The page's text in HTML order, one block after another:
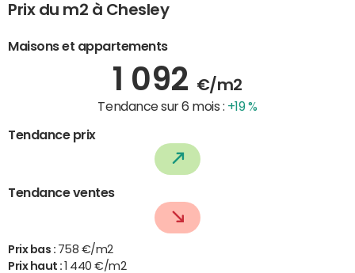
Prix du m2 à Chesley
Maisons et appartements
1 092 €/m2
Tendance sur 6 mois : +19 %
Tendance prix
Tendance ventes
Prix bas : 758 €/m2
Prix haut :
1 440 €/m2